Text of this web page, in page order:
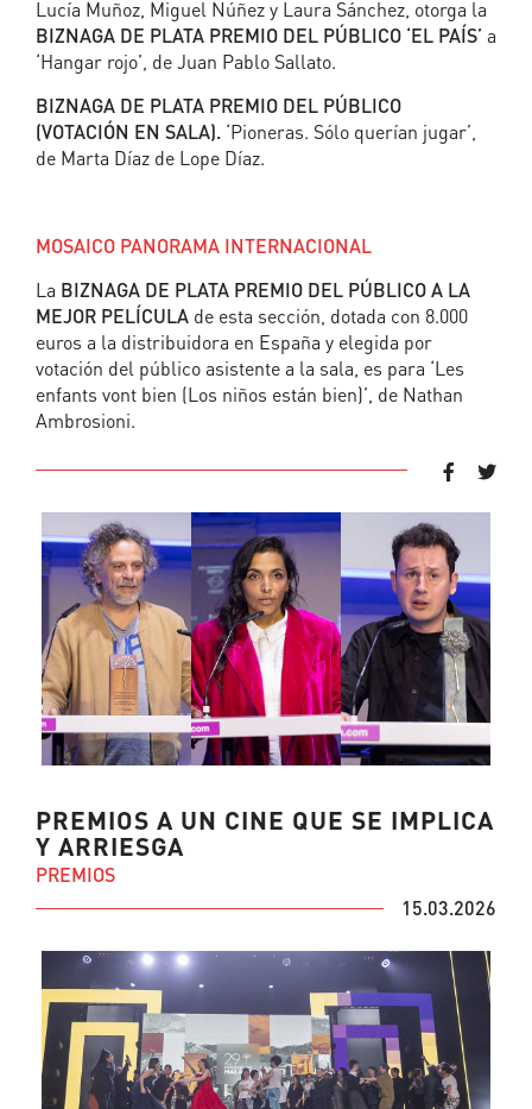
Lucía Muñoz, Miguel Núñez y Laura Sánchez, otorga la
BIZNAGA DE PLATA PREMIO DEL PÚBLICO ‘EL PAÍS’ a
‘Hangar rojo’, de Juan Pablo Sallato.
BIZNAGA DE PLATA PREMIO DEL PÚBLICO
(VOTACIÓN EN SALA). ‘Pioneras. Sólo querían jugar’,
de Marta Díaz de Lope Díaz.
MOSAICO PANORAMA INTERNACIONAL
La BIZNAGA DE PLATA PREMIO DEL PÚBLICO A LA
MEJOR PELÍCULA de esta sección, dotada con 8.000
euros a la distribuidora en España y elegida por
votación del público asistente a la sala, es para ‘Les
enfants vont bien (Los niños están bien)’, de Nathan
Ambrosioni.
PREMIOS A UN CINE QUE SE IMPLICA
Y ARRIESGA
PREMIOS
15.03.2026